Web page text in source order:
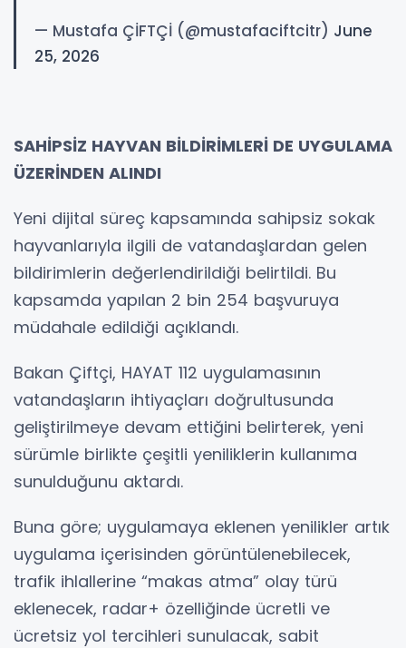
— Mustafa ÇİFTÇİ (@mustafaciftcitr) June
25, 2026
SAHİPSİZ HAYVAN BİLDİRİMLERİ DE UYGULAMA
ÜZERİNDEN ALINDI
Yeni dijital süreç kapsamında sahipsiz sokak
hayvanlarıyla ilgili de vatandaşlardan gelen
bildirimlerin değerlendirildiği belirtildi. Bu
kapsamda yapılan 2 bin 254 başvuruya
müdahale edildiği açıklandı.
Bakan Çiftçi, HAYAT 112 uygulamasının
vatandaşların ihtiyaçları doğrultusunda
geliştirilmeye devam ettiğini belirterek, yeni
sürümle birlikte çeşitli yeniliklerin kullanıma
sunulduğunu aktardı.
Buna göre; uygulamaya eklenen yenilikler artık
uygulama içerisinden görüntülenebilecek,
trafik ihlallerine “makas atma” olay türü
eklenecek, radar+ özelliğinde ücretli ve
ücretsiz yol tercihleri sunulacak, sabit